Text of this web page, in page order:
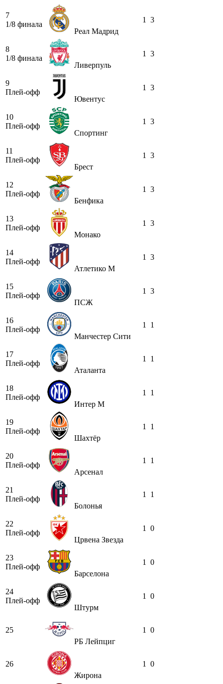
7
1/8 финала
Реал Мадрид
1 3
8
1/8 финала
Ливерпуль
1 3
9
Плей-офф
Ювентус
1 3
10
Плей-офф
Спортинг
1 3
11
Плей-офф
Брест
1 3
12
Плей-офф
Бенфика
1 3
13
Плей-офф
Монако
1 3
14
Плей-офф
Атлетико М
1 3
15
Плей-офф
ПСЖ
1 3
16
Плей-офф
Манчестер Сити
1 1
17
Плей-офф
Аталанта
1 1
18
Плей-офф
Интер М
1 1
19
Плей-офф
Шахтёр
1 1
20
Плей-офф
Арсенал
1 1
21
Плей-офф
Болонья
1 1
22
Плей-офф
Црвена Звезда
1 0
23
Плей-офф
Барселона
1 0
24
Плей-офф
Штурм
1 0
25
РБ Лейпциг
1 0
26
Жирона
1 0